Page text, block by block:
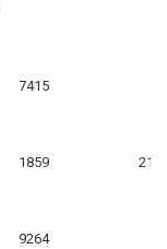
7415
1859
9264